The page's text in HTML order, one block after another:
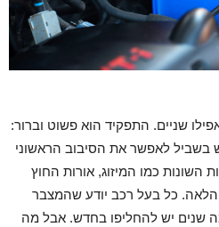
שניים. התפקיד הוא פשוט וברור:
לאפשר את הסיבוב הראשוני
השונות כמו המיזוג, אורות החוץ
הלאה. כל בעל רכב יודע שהמצבר
שנים יש להחליפו בחדש. אבל מה